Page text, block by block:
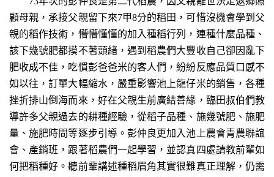
顧母親，承接父親留下來7甲8分的稻田，可惜沒機會學到父
親的稻作技術，懵懵懂懂的加入種稻行列，連種什麼品種、
該下幾號肥都摸不著頭緒，遇到稻農們大豐收自己卻因亂下
肥收成不佳，吃慣彭爸爸米的客人們，紛紛反應品質口感不
如以往，訂單大幅縮水，嚴重影響池上龍仔米的銷售，各種
挫折排山倒海而來，好在父親生前廣結善緣，臨田叔伯們教
導許多父親過去的耕種經驗，從稻子品種、施幾號肥、施肥
量、施肥時間等逐步引導。彭仲良更加入池上農會青農聯誼
會、產銷班，跟著稻農們一起學習，並認真四處請教前輩如
何把稻種好。聽前輩講述種稻眉角其實很難真正理解，仍需